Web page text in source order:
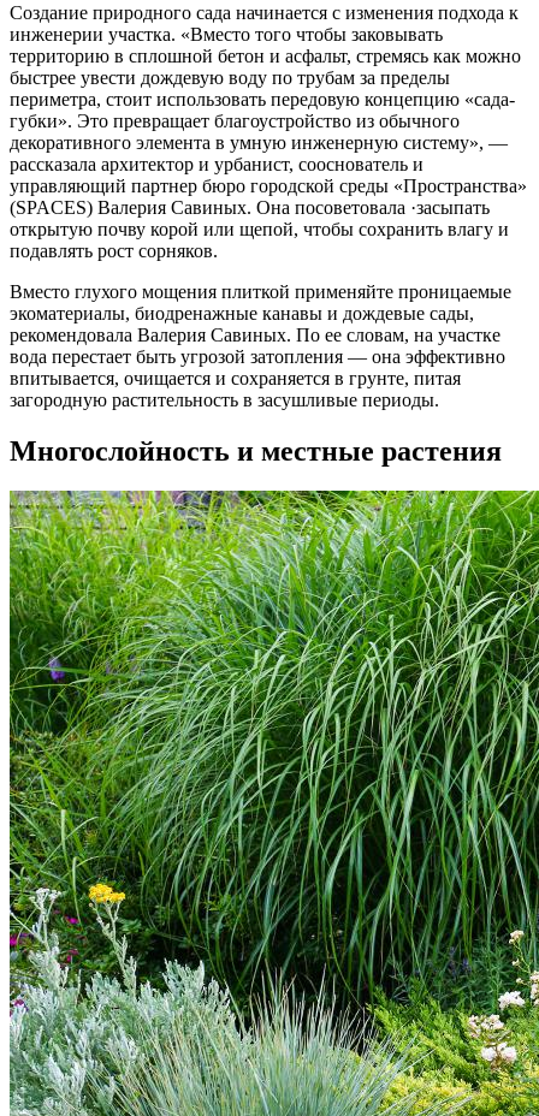
Создание природного сада начинается с изменения подхода к
инженерии участка. «Вместо того чтобы заковывать
территорию в сплошной бетон и асфальт, стремясь как можно
быстрее увести дождевую воду по трубам за пределы
периметра, стоит использовать передовую концепцию «сада-
губки». Это превращает благоустройство из обычного
декоративного элемента в умную инженерную систему», —
рассказала архитектор и урбанист, сооснователь и
управляющий партнер бюро городской среды «Пространства»
(SPACES) Валерия Савиных. Она посоветовала ·засыпать
открытую почву корой или щепой, чтобы сохранить влагу и
подавлять рост сорняков.
Вместо глухого мощения плиткой применяйте проницаемые
экоматериалы, биодренажные канавы и дождевые сады,
рекомендовала Валерия Савиных. По ее словам, на участке
вода перестает быть угрозой затопления — она эффективно
впитывается, очищается и сохраняется в грунте, питая
загородную растительность в засушливые периоды.
Многослойность и местные растения